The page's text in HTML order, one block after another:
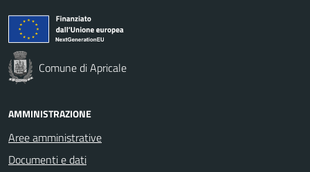
Comune di Apricale
AMMINISTRAZIONE
Aree amministrative
Documenti e dati